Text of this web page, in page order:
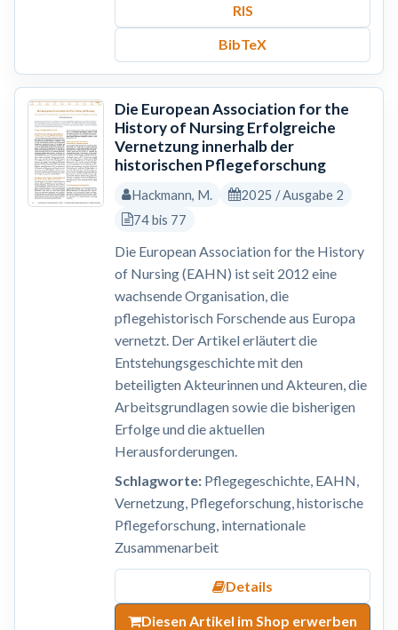
RIS
BibTeX
Die European Association for the
History of Nursing Erfolgreiche
Vernetzung innerhalb der
historischen Pflegeforschung
Hackmann, M.
2025 / Ausgabe 2
74 bis 77
Die European Association for the History
of Nursing (EAHN) ist seit 2012 eine
wachsende Organisation, die
pflegehistorisch Forschende aus Europa
vernetzt. Der Artikel erläutert die
Entstehungsgeschichte mit den
beteiligten Akteurinnen und Akteuren, die
Arbeitsgrundlagen sowie die bisherigen
Erfolge und die aktuellen
Herausforderungen.
Schlagworte:Pflegegeschichte, EAHN,
Vernetzung, Pflegeforschung, historische
Pflegeforschung, internationale
Zusammenarbeit
Details
Diesen Artikel im Shop erwerben